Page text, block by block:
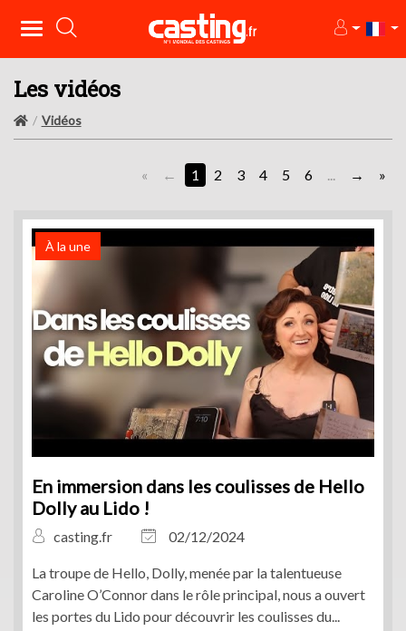
Les vidéos
Vidéos
« 1 2 3 4 5 6 ... »
À la une
En immersion dans les coulisses de Hello
Dolly au Lido !
casting.fr 02/12/2024
La troupe de Hello, Dolly, menée par la talentueuse
Caroline O’Connor dans le rôle principal, nous a ouvert
les portes du Lido pour découvrir les coulisses du...